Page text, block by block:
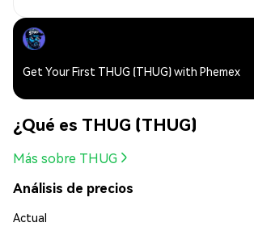
Get Your First THUG (THUG) with Phemex
¿Qué es THUG (THUG)
Más sobre THUG
Análisis de precios
Actual